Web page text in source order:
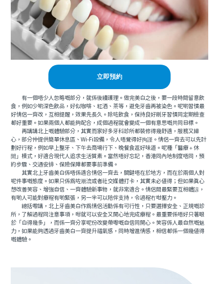
立即預約
有一個唔少人忽略嘅部分，就係後續護理。做完美白之後，要一段時間留意飲
食，例如少啲深色飲品，好似咖啡、紅酒、茶等，避免牙齒再被染色。呢啲習慣最
好情侶一齊改，互相提醒，效果先長久。除咗飲食，保持良好刷牙習慣同定期檢查
都好重要。如果兩個人都能夠配合，成個過程就會變成一個有意思嘅共同目標。
再講講北上嘅體驗部分，其實而家好多牙科診所都裝修得幾舒適，服務又細
心，部分仲提供簡單休息區、Wi-Fi設備，令人唔覺得好拘謹。情侶一齊去可以先計
劃好行程，例如早上整牙、下午去商場行下、晚餐食返好味道。呢種「醫療＋休
閒」模式，好適合現代人追求生活質素。當然唔好忘記，香港同內地制度唔同，預
約步驟、交通安排、保險保障都要事前準備。
其實北上牙齒美白係唔係適合情侶一齊去，關鍵唔在於地方，而在於兩個人對
呢件事嘅態度。如果只係為咗潮流或者社交媒體打卡，其實未必值得；但如果真心
想改善笑容、增強自信、一齊體驗新事物，就非常適合。情侶間最緊要互相體諒，
有啲人可能對療程有啲緊張，另一半可以陪伴支持，令過程冇咁壓力。
總括嚟講，北上牙齒美白作為情侶活動係有可行性，只要選擇安全、正規嘅診
所，了解過程同注意事項，咁就可以安全又開心地完成療程。最重要係唔好只著眼
於「白得幾多」，而係一齊分享呢份改變帶嚟嘅自信同開心。笑容係人最自然嘅魅
力，如果能夠透過牙齒美白一齊提升福氣感，同時增進情感，相信都係一個幾值得
嘅體驗。